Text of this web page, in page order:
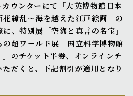
ウンターにて「大英博物館日本
繚乱〜海を越えた江戸絵画」の
、特別展「空海と真言の名宝」
の超ワールド展 国立科学博物館
のチケット半券、オンラインチ
だくと、下記割引が適用となり